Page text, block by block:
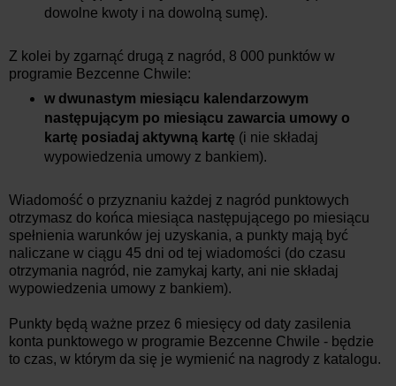
dowolne kwoty i na dowolną sumę).
Z kolei by zgarnąć drugą z nagród, 8 000 punktów w
programie Bezcenne Chwile:
w dwunastym miesiącu kalendarzowym
następującym po miesiącu zawarcia umowy o
kartę posiadaj aktywną kartę (i nie składaj
wypowiedzenia umowy z bankiem).
Wiadomość o przyznaniu każdej z nagród punktowych
otrzymasz do końca miesiąca następującego po miesiącu
spełnienia warunków jej uzyskania, a punkty mają być
naliczane w ciągu 45 dni od tej wiadomości (do czasu
otrzymania nagród, nie zamykaj karty, ani nie składaj
wypowiedzenia umowy z bankiem).
Punkty będą ważne przez 6 miesięcy od daty zasilenia
konta punktowego w programie Bezcenne Chwile - będzie
to czas, w którym da się je wymienić na nagrody z katalogu.